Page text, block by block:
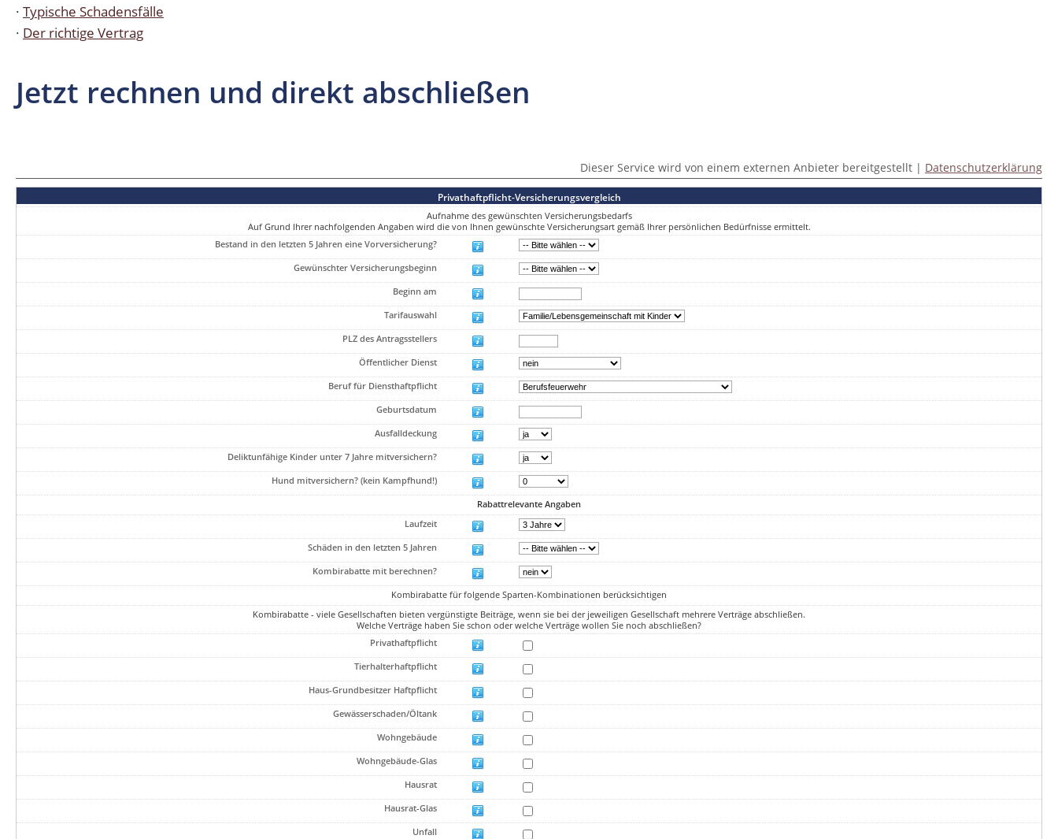
· Typische Schadensfälle
· Der richtige Vertrag
Jetzt rechnen und direkt abschließen
Dieser Service wird von einem externen Anbieter bereitgestellt | Datenschutzerklärung
Privathaftpflicht-Versicherungsvergleich
Aufnahme des gewünschten Versicherungsbedarfs
Auf Grund Ihrer nachfolgenden Angaben wird die von Ihnen gewünschte Versicherungsart gemäß Ihrer persönlichen Bedürfnisse ermittelt.
Bestand in den letzten 5 Jahren eine Vorversicherung?
Gewünschter Versicherungsbeginn
Beginn am
Tarifauswahl
PLZ des Antragsstellers
Öffentlicher Dienst
Beruf für Diensthaftpflicht
Geburtsdatum
Ausfalldeckung
Deliktunfähige Kinder unter 7 Jahre mitversichern?
Hund mitversichern? (kein Kampfhund!)
Rabattrelevante Angaben
Laufzeit
Schäden in den letzten 5 Jahren
Kombirabatte mit berechnen?
Kombirabatte für folgende Sparten-Kombinationen berücksichtigen
Kombirabatte - viele Gesellschaften bieten vergünstigte Beiträge, wenn sie bei der jeweiligen Gesellschaft mehrere Verträge abschließen.
Welche Verträge haben Sie schon oder welche Verträge wollen Sie noch abschließen?
Privathaftpflicht
Tierhalterhaftpflicht
Haus-Grundbesitzer Haftpflicht
Gewässerschaden/Öltank
Wohngebäude
Wohngebäude-Glas
Hausrat
Hausrat-Glas
Unfall